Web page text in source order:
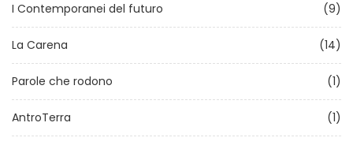
I Contemporanei del futuro (9)
La Carena (14)
Parole che rodono (1)
AntroTerra (1)